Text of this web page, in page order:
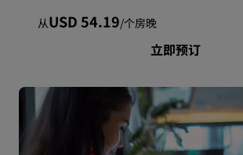
从USD 54.19/个房晚
立即预订